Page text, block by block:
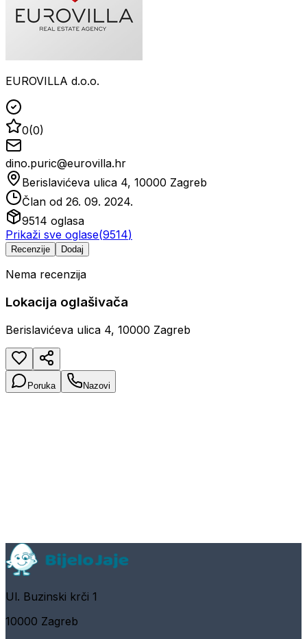
EUROVILLA d.o.o.
0(0)
dino.puric@eurovilla.hr
Berislavićeva ulica 4, 10000 Zagreb
Član od 26. 09. 2024.
9514 oglasa
Prikaži sve oglase(9514)
Recenzije Dodaj
Nema recenzija
Lokacija oglašivača
Berislavićeva ulica 4, 10000 Zagreb
Poruka Nazovi
Ul. Buzinski krči 1
10000 Zagreb